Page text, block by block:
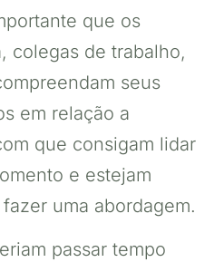
que os
colegas de trabalho,
seus
em relação a
que consigam lidar
e estejam
uma abordagem.
passar tempo